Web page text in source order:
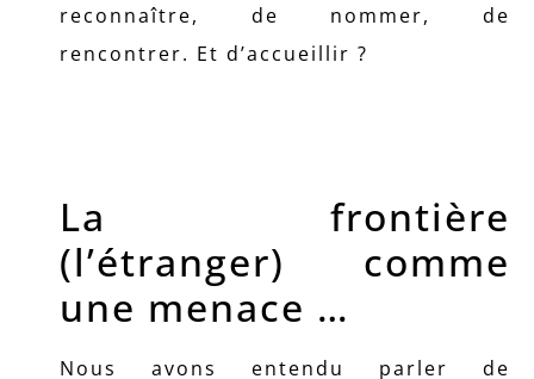
reconnaître, de nommer, de
rencontrer. Et d’accueillir ?
La frontière
(l’étranger) comme
une menace …
Nous avons entendu parler de